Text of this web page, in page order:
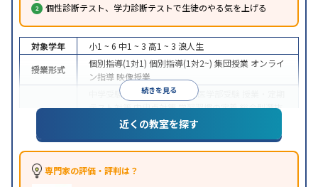
個性診断テスト、学力診断テストで生徒のやる気を上げる
続きを見る
対象学年 小1 ~ 6 中1 ~ 3 高1 ~ 3 浪人生
授業形式
個別指導(1対1) 個別指導(1対2~) 集団授業 オンライ
ン指導 映像授業
中学受験 高校受験大学受験 医学部受験
テスト対策内申点対策学習習慣の定着総合型選抜
(旧AO)対策 推薦入試対策学校別特化対策
中高一貫校生に対応
近くの教室を探す
専門家の評価・評判は？